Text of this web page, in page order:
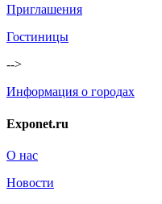
Приглашения
Гостиницы
-->
Информация о городах
Exponet.ru
О нас
Новости